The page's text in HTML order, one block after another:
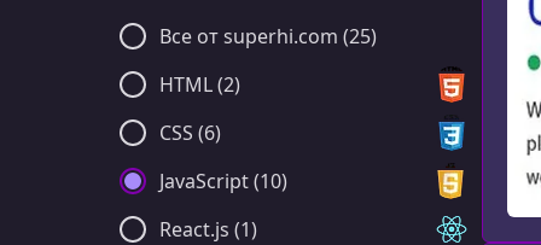
Все от superhi.com (25)
HTML (2)
CSS (6)
JavaScript (10)
React.js (1)